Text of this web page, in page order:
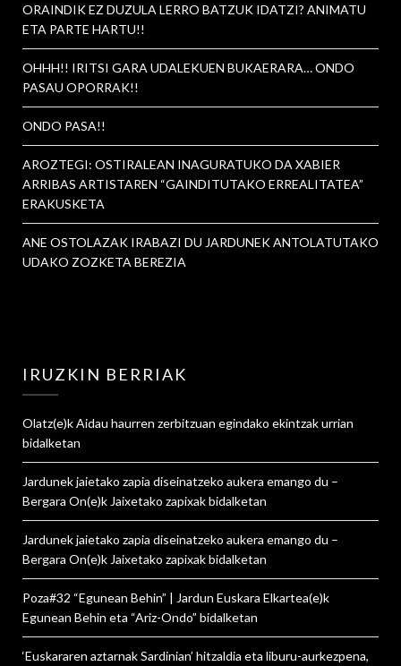
ORAINDIK EZ DUZULA LERRO BATZUK IDATZI? ANIMATU
ETA PARTE HARTU!!
OHHH!! IRITSI GARA UDALEKUEN BUKAERARA… ONDO
PASAU OPORRAK!!
ONDO PASA!!
AROZTEGI: OSTIRALEAN INAGURATUKO DA XABIER
ARRIBAS ARTISTAREN “GAINDITUTAKO ERREALITATEA”
ERAKUSKETA
ANE OSTOLAZAK IRABAZI DU JARDUNEK ANTOLATUTAKO
UDAKO ZOZKETA BEREZIA
IRUZKIN BERRIAK
Olatz(e)kAidau haurren zerbitzuan egindako ekintzak urrian
bidalketan
Jardunek jaietako zapia diseinatzeko aukera emango du –
Bergara On(e)k Jaixetako zapixakbidalketan
Jardunek jaietako zapia diseinatzeko aukera emango du –
Bergara On(e)k Jaixetako zapixakbidalketan
Poza#32 “Egunean Behin” | Jardun Euskara Elkartea(e)k
Egunean Behin eta “Ariz-Ondo” bidalketan
‘Euskararen aztarnak Sardinian’ hitzaldia eta liburu-aurkezpena,